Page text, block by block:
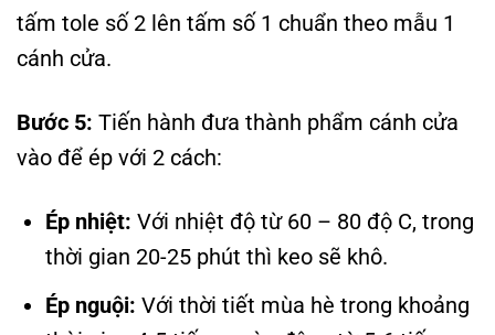
tấm tole số 2 lên tấm số 1 chuẩn theo mẫu 1
cánh cửa.
Bước 5: Tiến hành đưa thành phẩm cánh cửa
vào để ép với 2 cách:
Ép nhiệt: Với nhiệt độ từ 60 – 80 độ C, trong
thời gian 20-25 phút thì keo sẽ khô.
Ép nguội: Với thời tiết mùa hè trong khoảng